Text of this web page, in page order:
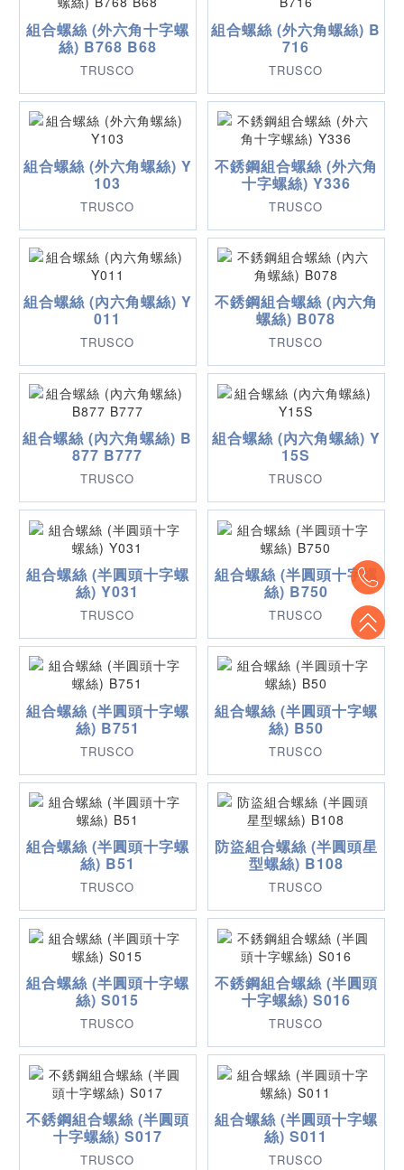
組合螺絲 (外六角十字螺
絲) B768 B68
TRUSCO
組合螺絲 (外六角螺絲) B
716
TRUSCO
組合螺絲 (外六角螺絲) Y
103
TRUSCO
不銹鋼組合螺絲 (外六角
十字螺絲) Y336
TRUSCO
組合螺絲 (內六角螺絲) Y
011
TRUSCO
不銹鋼組合螺絲 (內六角
螺絲) B078
TRUSCO
組合螺絲 (內六角螺絲) B
877 B777
TRUSCO
組合螺絲 (內六角螺絲) Y
15S
TRUSCO
組合螺絲 (半圓頭十字螺
絲) Y031
TRUSCO
組合螺絲 (半圓頭十字螺
絲) B750
TRUSCO
組合螺絲 (半圓頭十字螺
絲) B751
TRUSCO
組合螺絲 (半圓頭十字螺
絲) B50
TRUSCO
組合螺絲 (半圓頭十字螺
絲) B51
TRUSCO
防盜組合螺絲 (半圓頭星
型螺絲) B108
TRUSCO
組合螺絲 (半圓頭十字螺
絲) S015
TRUSCO
不銹鋼組合螺絲 (半圓頭
十字螺絲) S016
TRUSCO
不銹鋼組合螺絲 (半圓頭
十字螺絲) S017
TRUSCO
組合螺絲 (半圓頭十字螺
絲) S011
TRUSCO